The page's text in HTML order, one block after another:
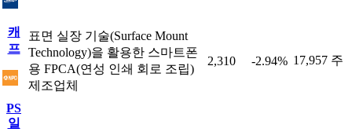
캐
프
표면 실장 기술(Surface Mount
Technology)을 활용한 스마트폰
용 FPCA(연성 인쇄 회로 조립)
제조업체
2,310 -2.94% 17,957 주
PS
일